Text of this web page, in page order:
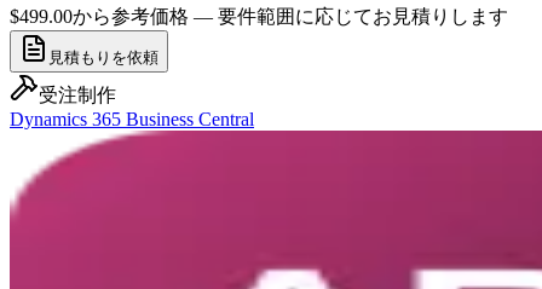
$499.00から参考価格 — 要件範囲に応じてお見積りします
見積もりを依頼
受注制作
Dynamics 365 Business Central